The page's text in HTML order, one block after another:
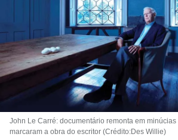
John Le Carré: documentário remonta em minúcias
marcaram a obra do escritor (Crédito:Des Willie)